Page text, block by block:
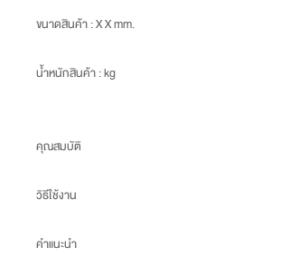
ขนาดสินค้า: X X mm.
น้ำหนักสินค้า: kg
คุณสมบัติ
วิธีใช้งาน
คำแนะนำ